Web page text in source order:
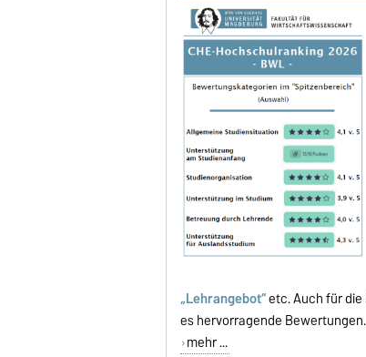
„Lehrangebot“etc. Auch für
es hervorragende Bewertungen.
mehr ...